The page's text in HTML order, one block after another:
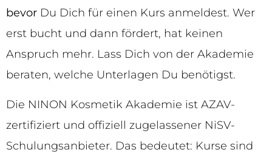
bevor Du Dich für einen Kurs anmeldest. Wer
erst bucht und dann fördert, hat keinen
Anspruch mehr. Lass Dich von der Akademie
beraten, welche Unterlagen Du benötigst.
Die NINON Kosmetik Akademie ist AZAV-
zertifiziert und offiziell zugelassener NiSV-
Schulungsanbieter. Das bedeutet: Kurse sind